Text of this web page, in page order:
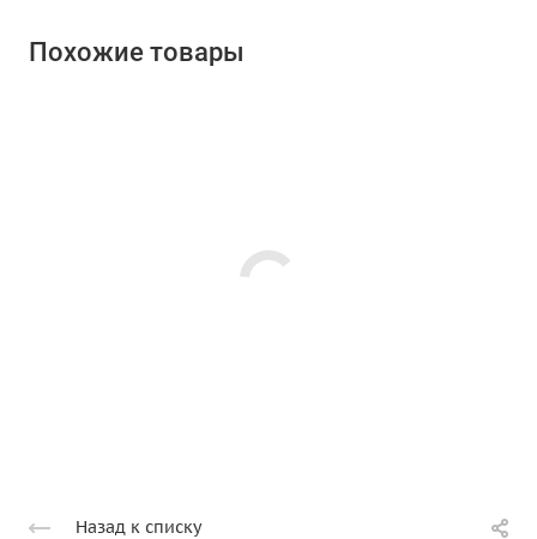
Похожие товары
Назад к списку